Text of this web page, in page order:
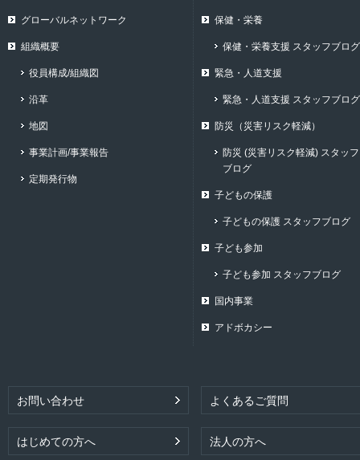
グローバルネットワーク
組織概要
役員構成/組織図
沿革
地図
事業計画/事業報告
定期発行物
保健・栄養
保健・栄養支援 スタッフブログ
緊急・人道支援
緊急・人道支援 スタッフブログ
防災（災害リスク軽減）
防災 (災害リスク軽減) スタッフ
ブログ
子どもの保護
子どもの保護 スタッフブログ
子ども参加
子ども参加 スタッフブログ
国内事業
アドボカシー
お問い合わせ よくあるご質問
はじめての方へ 法人の方へ